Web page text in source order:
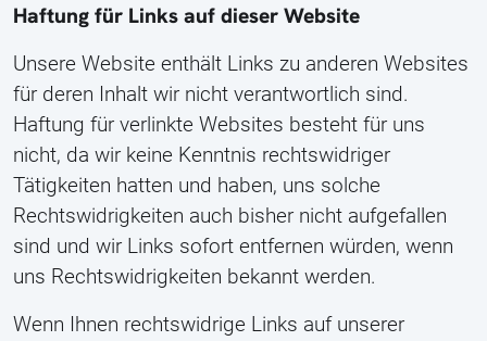
Haftung für Links auf dieser Website
Unsere Website enthält Links zu anderen Websites
für deren Inhalt wir nicht verantwortlich sind.
Haftung für verlinkte Websites besteht für uns
nicht, da wir keine Kenntnis rechtswidriger
Tätigkeiten hatten und haben, uns solche
Rechtswidrigkeiten auch bisher nicht aufgefallen
sind und wir Links sofort entfernen würden, wenn
uns Rechtswidrigkeiten bekannt werden.
Wenn Ihnen rechtswidrige Links auf unserer